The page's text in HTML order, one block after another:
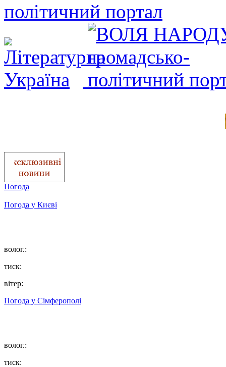
Погода
Погода у Києві
волог.:
тиск:
вітер:
Погода у Сімферополі
волог.:
тиск: